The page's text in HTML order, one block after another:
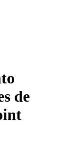
de